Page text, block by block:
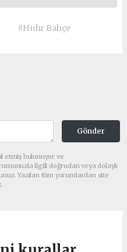
#Hıdır Bahçe
Gönder
etmiş bulunuyor ve
ilgili doğrudan veya dolaylı
Yazılan tüm yorumlardan site